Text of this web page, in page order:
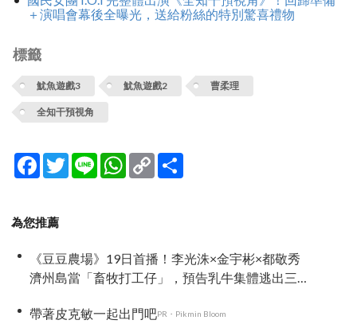
＋演唱會幕後全曝光，送給粉絲的特別驚喜禮物
標籤
魷魚遊戲3 魷魚遊戲2 曹柔理
全知干預視角
Facebook
TwitterLine WhatsApp
Copy
Link
為您推薦
《豆豆農場》19日首播！李光洙×金宇彬×都敬秀
濟州島當「畜牧打工仔」，預告乳牛集體逃出三
帶著皮克敏一起出門吧PR・Pikmin Bloom